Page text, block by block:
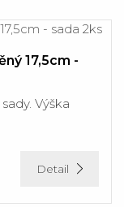
17,5cm -
Výška
Detail